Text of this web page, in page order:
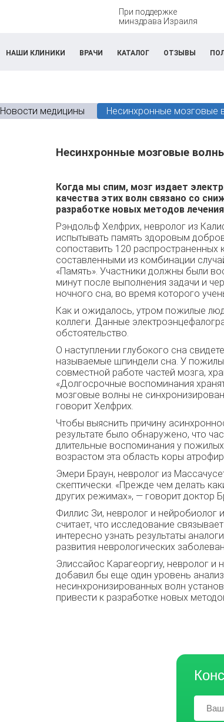
При поддержке
минздрава Израиля
НАШИ КЛИНИКИ ВРАЧИ КАТАЛОГ ОТЗЫВЫ
Новости медицины Несинхронные мозговые
Несинхронные мозговые
Когда мы спим, мозг издает
качества этих волн связано со
разработке новых методов
Рэндольф Хелфрих, невролог из
испытывать память здоровым
сопоставить 120 распространенных
составленными из комбинации
«Память». Участники должны были
минут после выполнения задачи и
ночного сна, во время которого
Как и ожидалось, утром пожилые
коллеги. Данные
обстоятельство.
О наступлении глубокого сна
называемые шпиндели сна. У
совместной работе частей мозга,
«Долгосрочные воспоминания
мозговые волны не
говорит Хелфрих.
Чтобы выяснить причину
результате было обнаружено, что
длительные воспоминания у
возрастом эта область коры
Эмери Браун, невролог из
скептически. «Прежде чем делать
других режимах», — говорит доктор
Филлис Зи, невролог и нейробиолог
считает, что исследование
интересно узнать результаты
развития неврологических
Элиссайос Карагеоргиу, невролог и
добавил бы еще один уровень
несинхронизированных волн
привести к разработке новых